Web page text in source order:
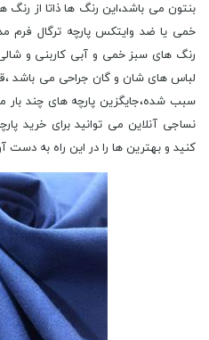
بنتون می باشد،این رنگ ها ذاتا از
خمی یا ضد وایتکس پارچه ترگال فرم
رنگ های سبز خمی و آبی کاربنی و
لباس های شان و گان جراحی می باشد
سبب شده،جایگزین پارچه های چند بار
نساجی آنلاین می توانید برای خرید
کنید و بهترین ها را در این راه به دست